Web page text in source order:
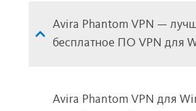
Avira Phantom VPN —
бесплатное ПО VPN для
Avira Phantom VPN для